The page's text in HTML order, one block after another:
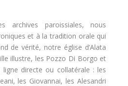
archives paroissiales, nous
et à la tradition orale qui
de vérité, notre église d’Alata
illustre, les Pozzo Di Borgo et
ligne directe ou collatérale : les
les Giovannai, les Alesandri